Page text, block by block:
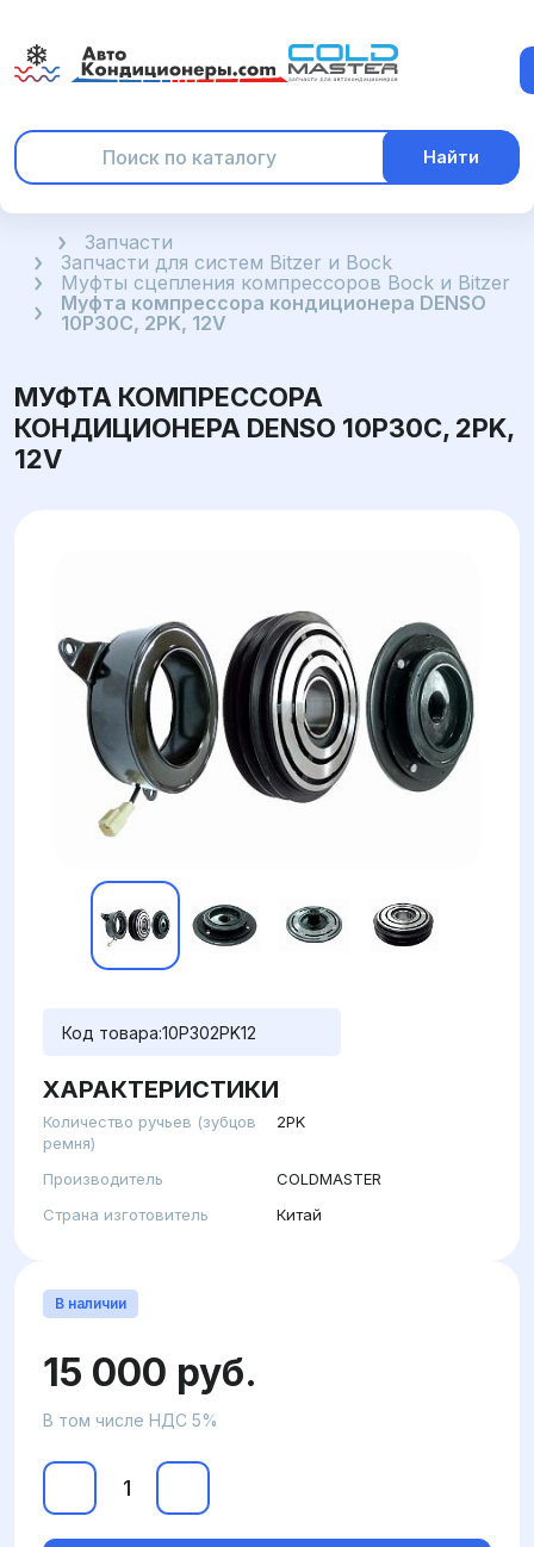
Найти
ГлавнаяЗапчасти
Запчасти для систем Bitzer и Bock
Муфты сцепления компрессоров Bock и Bitzer
Муфта компрессора кондиционера DENSO
10P30C, 2PK, 12V
МУФТА КОМПРЕССОРА
КОНДИЦИОНЕРА DENSO 10P30C, 2PK,
12V
Код товара:10P302PK12
ХАРАКТЕРИСТИКИ
Количество ручьев (зубцов
ремня)
2PK
Производитель
COLDMASTER
Страна изготовитель
Китай
В наличии
15 000 руб.
В том числе НДС 5%